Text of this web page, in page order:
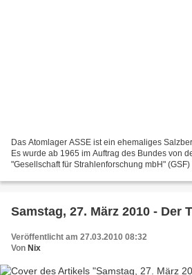
Das Atomlager ASSE ist ein ehemaliges
Es wurde ab 1965 im Auftrag des Bundes von
"Gesellschaft für Strahlenforschung mbH"
Samstag, 27. März 2010 - Der
Veröffentlicht am 27.03.2010 08:32
Von Nix